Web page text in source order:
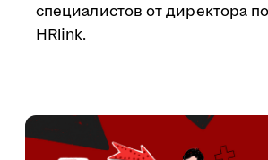
специалистов от директора
HRlink.